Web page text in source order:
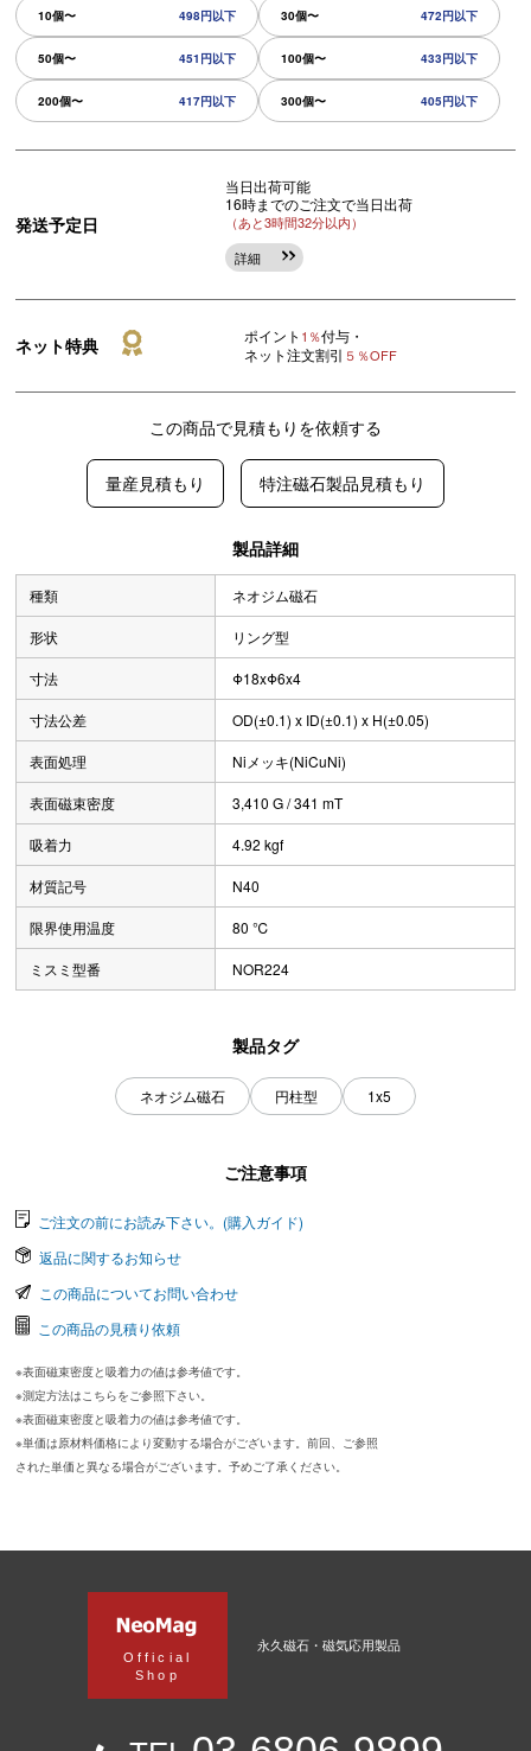
10個〜 498円以下 30個〜 472円以下
50個〜 451円以下 100個〜 433円以下
200個〜 417円以下 300個〜 405円以下
発送予定日
当日出荷可能
16時までのご注文で当日出荷
（あと3時間32分以内）
詳細
ネット特典 ポイント 1％付与・
ネット注文割引 ５％OFF
この商品で見積もりを依頼する
量産見積もり 特注磁石製品見積もり
製品詳細
種類 ネオジム磁石
形状 リング型
寸法 Φ18xΦ6x4
寸法公差 OD(±0.1) x ID(±0.1) x H(±0.05)
表面処理 Niメッキ(NiCuNi)
表面磁束密度 3,410 G / 341 mT
吸着力 4.92 kgf
材質記号 N40
限界使用温度 80 ℃
ミスミ型番 NOR224
製品タグ
ネオジム磁石 円柱型 1x5
ご注意事項
ご注文の前にお読み下さい。(購入ガイド)
返品に関するお知らせ
この商品についてお問い合わせ
この商品の見積り依頼
※表面磁束密度と吸着力の値は参考値です。
※測定方法はこちらをご参照下さい。
※表面磁束密度と吸着力の値は参考値です。
※単価は原材料価格により変動する場合がございます。前回、ご参照
された単価と異なる場合がございます。予めご了承ください。
Official
Shop
永久磁石・磁気応用製品